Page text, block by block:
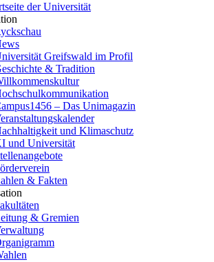
der Universität
Greifswald im Profil
& Tradition
– Das Unimagazin
und Klimaschutz
und Universität
& Fakten
& Gremien